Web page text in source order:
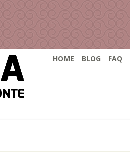
HOME BLOG FAQ